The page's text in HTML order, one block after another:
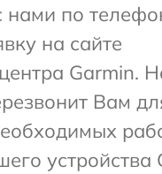
нами по
на сайте
Garmin.
Вам
устройства